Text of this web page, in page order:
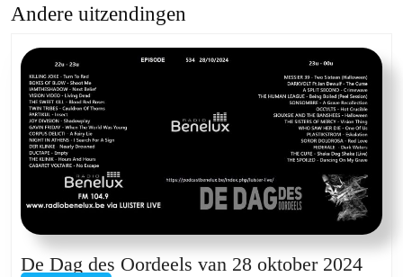
Previous
Andere uitzendingen
De Dag des Oordeels van 28 oktober 2024De